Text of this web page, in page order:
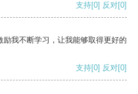
支持[0] 反对[0]
我不断学习，让我能够取得更好的
支持[0] 反对[0]